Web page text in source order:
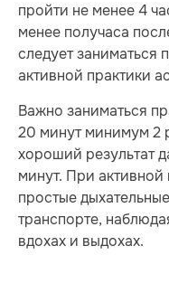
пройти не менее 4
менее получаса
следует заниматься
активной практики
Важно заниматься
20 минут минимум 2
хороший результат
минут. При
простые
транспорте,
вдохах и выдохах.